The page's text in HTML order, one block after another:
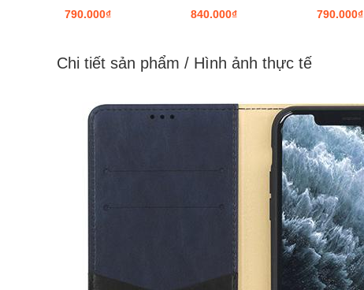
790.000₫
840.000₫
790.000₫
Chi tiết sản phẩm / Hình ảnh thực tế